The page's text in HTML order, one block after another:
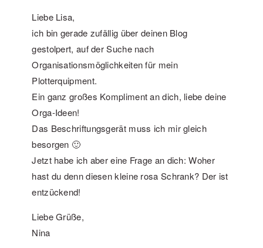
Liebe Lisa,
ich bin gerade zufällig über deinen Blog
gestolpert, auf der Suche nach
Organisationsmöglichkeiten für mein
Plotterquipment.
Ein ganz großes Kompliment an dich, liebe deine
Orga-Ideen!
Das Beschriftungsgerät muss ich mir gleich
besorgen 🙂
Jetzt habe ich aber eine Frage an dich: Woher
hast du denn diesen kleine rosa Schrank? Der ist
entzückend!
Liebe Grüße,
Nina